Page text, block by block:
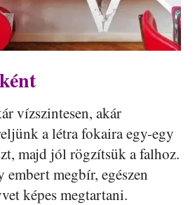
vízszintesen, akár
a létra fokaira egy-egy
majd jól rögzítsük a falhoz.
embert megbír, egészen
képes megtartani.